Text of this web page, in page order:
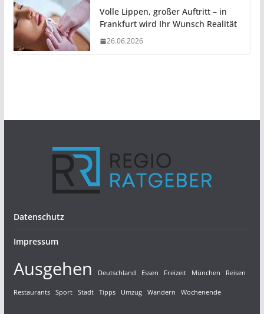
Volle Lippen, großer Auftritt – in
Frankfurt wird Ihr Wunsch Realität
26.06.2026
Datenschutz
Impressum
Ausgehen Deutschland Essen Freizeit München Reisen
Restaurants Sport Stadt Tipps Umzug Wandern Wochenende